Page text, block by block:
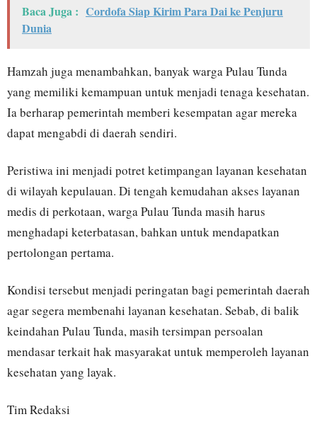
Baca Juga : Cordofa Siap Kirim Para Dai ke Penjuru
Dunia
Hamzah juga menambahkan, banyak warga Pulau Tunda
yang memiliki kemampuan untuk menjadi tenaga kesehatan.
Ia berharap pemerintah memberi kesempatan agar mereka
dapat mengabdi di daerah sendiri.
Peristiwa ini menjadi potret ketimpangan layanan kesehatan
di wilayah kepulauan. Di tengah kemudahan akses layanan
medis di perkotaan, warga Pulau Tunda masih harus
menghadapi keterbatasan, bahkan untuk mendapatkan
pertolongan pertama.
Kondisi tersebut menjadi peringatan bagi pemerintah daerah
agar segera membenahi layanan kesehatan. Sebab, di balik
keindahan Pulau Tunda, masih tersimpan persoalan
mendasar terkait hak masyarakat untuk memperoleh layanan
kesehatan yang layak.
Tim Redaksi